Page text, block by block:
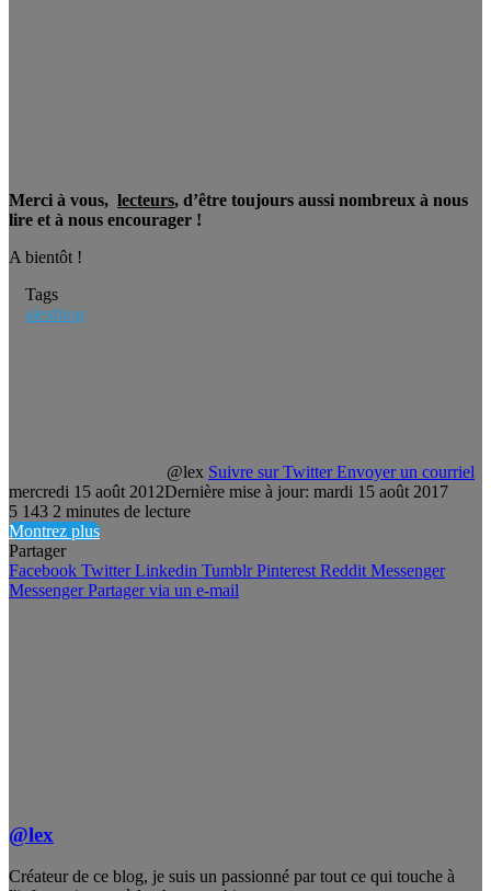
Merci à vous, lecteurs, d’être toujours aussi nombreux à nous
lire et à nous encourager !
A bientôt !
Tags
alexblog
@lex Suivre sur Twitter Envoyer un courriel
mercredi 15 août 2012Dernière mise à jour: mardi 15 août 2017
5 143 2 minutes de lecture
Montrez plus
Partager
Facebook Twitter Linkedin Tumblr Pinterest Reddit Messenger
Messenger Partager via un e-mail
@lex
Créateur de ce blog, je suis un passionné par tout ce qui touche à